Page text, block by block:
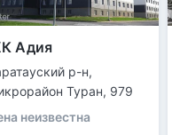
Адия
р-н,
Туран, 979
неизвестна